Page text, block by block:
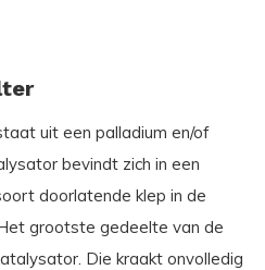
uit een palladium en/of
bevindt zich in een
doorlatende klep in de
grootste gedeelte van de
Die kraakt onvolledig